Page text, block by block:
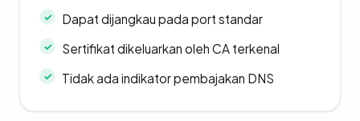
Dapat dijangkau pada port standar
Sertifikat dikeluarkan oleh CA terkenal
Tidak ada indikator pembajakan DNS